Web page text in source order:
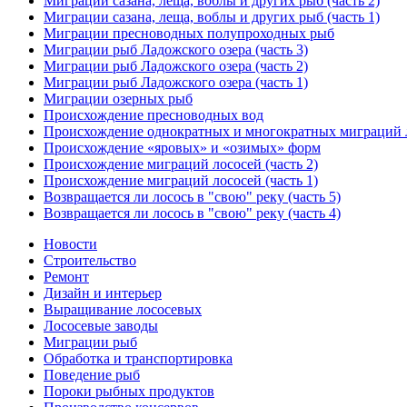
Миграции сазана, леща, воблы и других рыб (часть 1)
Миграции пресноводных полупроходных рыб
Миграции рыб Ладожского озера (часть 3)
Миграции рыб Ладожского озера (часть 2)
Миграции рыб Ладожского озера (часть 1)
Миграции озерных рыб
Происхождение пресноводных вод
Происхождение однократных и многократных миграций
Происхождение «яровых» и «озимых» форм
Происхождение миграций лососей (часть 2)
Происхождение миграций лососей (часть 1)
Возвращается ли лосось в "свою" реку (часть 5)
Возвращается ли лосось в "свою" реку (часть 4)
Новости
Строительство
Ремонт
Дизайн и интерьер
Выращивание лососевых
Лососевые заводы
Миграции рыб
Обработка и транспортировка
Поведение рыб
Пороки рыбных продуктов